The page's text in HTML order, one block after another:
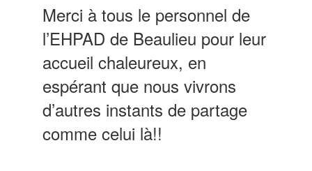
Merci à tous le personnel de
l’EHPAD de Beaulieu pour leur
accueil chaleureux, en
espérant que nous vivrons
d’autres instants de partage
comme celui là!!